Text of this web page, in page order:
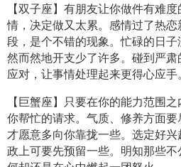
【双子座】有朋友让你做件有难
情，决定做又太累。感情过了热
段，是个不错的现象。忙碌的日
然而然地开支少了许多。碰到严
应对，让事情处理起来更得心应手。
【巨蟹座】只要在你的能力范围
你帮忙的请求。气质、修养方面
才愿意多向你靠拢一些。选定好
政上可要先预留一些。明知那些